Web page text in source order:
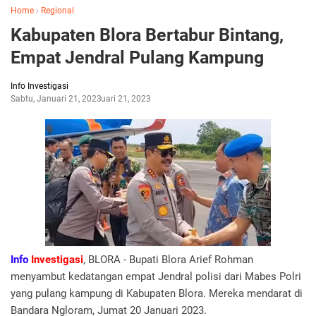
Home › Regional
Kabupaten Blora Bertabur Bintang,
Empat Jendral Pulang Kampung
Info Investigasi
Sabtu, Januari 21, 2023Januari 21, 2023
Info Investigasi, BLORA - Bupati Blora Arief Rohman
menyambut kedatangan empat Jendral polisi dari Mabes Polri
yang pulang kampung di Kabupaten Blora. Mereka mendarat di
Bandara Ngloram, Jumat 20 Januari 2023.